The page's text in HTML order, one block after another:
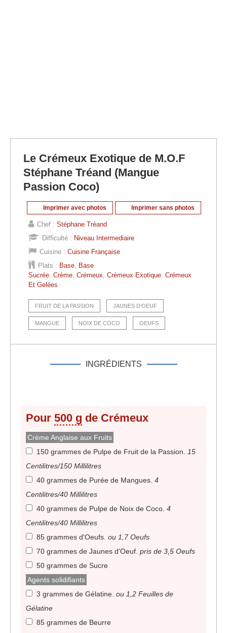
Le Crémeux Exotique de M.O.F
Stéphane Tréand (Mangue
Passion Coco)
Imprimer avec photos Imprimer sans photos
Chef : Stéphane Tréand
Difficulté : Niveau Intermediaire
Cuisine : Cuisine Française
Plats : Base, Base
Sucrée, Crème, Crémeux, Crémeux Exotique, Crémeux
Et Gelées
FRUIT DE LA PASSION JAUNES D’OEUF
MANGUE NOIX DE COCO OEUFS
INGRÉDIENTS
Pour 500 g de Crémeux
Crème Anglaise aux Fruits
150 grammes de Pulpe de Fruit de la Passion. 15
Centilitres/150 Millilitres
40 grammes de Purée de Mangues. 4
Centilitres/40 Millilitres
40 grammes de Pulpe de Noix de Coco. 4
Centilitres/40 Millilitres
85 grammes d'Oeufs. ou 1,7 Oeufs
70 grammes de Jaunes d'Oeuf. pris de 3,5 Oeufs
50 grammes de Sucre
Agents solidifiants
3 grammes de Gélatine. ou 1,2 Feuilles de
Gélatine
85 grammes de Beurre